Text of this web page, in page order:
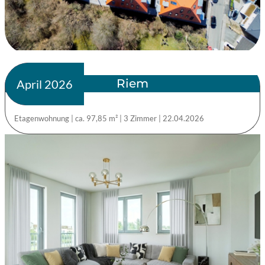
verkauft
April 2026 Riem
Etagenwohnung |ca. 97,85 m² 3 Zimmer |22.04.2026